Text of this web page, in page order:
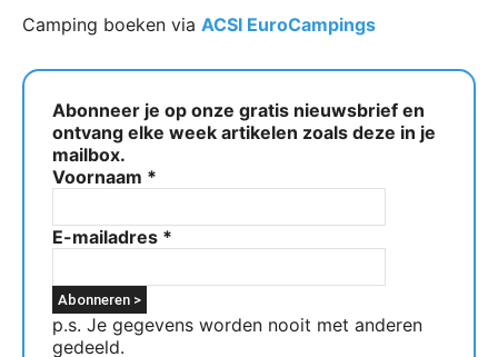
Camping boeken via ACSI EuroCampings
Abonneer je op onze gratis nieuwsbrief en
ontvang elke week artikelen zoals deze in je
mailbox.
Voornaam *
E-mailadres *
p.s. Je gegevens worden nooit met anderen
gedeeld.